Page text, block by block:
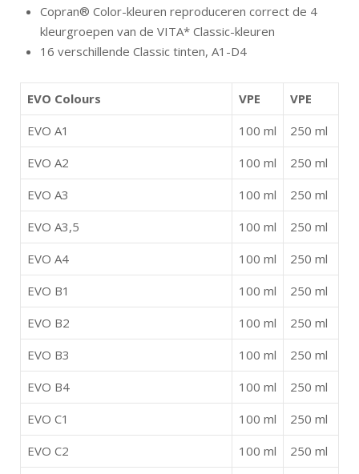
Copran® Color-kleuren reproduceren correct de 4
kleurgroepen van de VITA* Classic-kleuren
16 verschillende Classic tinten, A1-D4
EVO Colours VPE
VPE
EVO A1
100 ml
250 ml
EVO A2
100 ml
250 ml
EVO A3
100 ml
250 ml
EVO A3,5
100 ml
250 ml
EVO A4
100 ml
250 ml
EVO B1
100 ml
250 ml
EVO B2
100 ml
250 ml
EVO B3
100 ml
250 ml
EVO B4
100 ml
250 ml
EVO C1
100 ml
250 ml
EVO C2
100 ml
250 ml